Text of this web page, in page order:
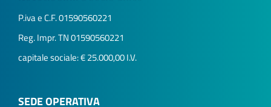
P.iva e C.F. 01590560221
Reg. Impr. TN 01590560221
capitale sociale: € 25.000,00 I.V.
SEDE OPERATIVA